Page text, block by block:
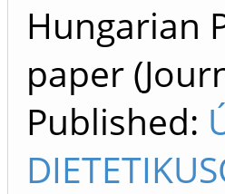
Hungarian
paper
Published: